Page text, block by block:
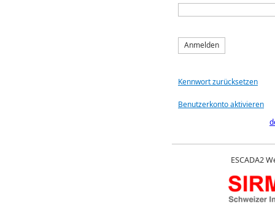
Anmelden
Kennwort zurücksetzen
Benutzerkonto aktivieren
ESCADA2